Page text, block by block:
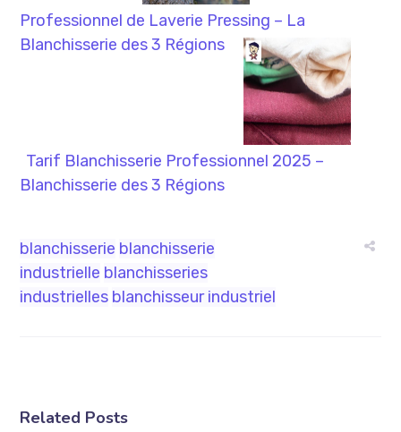
Professionnel de Laverie Pressing – La
Blanchisserie des 3 Régions
Tarif Blanchisserie Professionnel 2025 –
Blanchisserie des 3 Régions
blanchisserie blanchisserie
industrielle blanchisseries
industrielles blanchisseur industriel
Related Posts